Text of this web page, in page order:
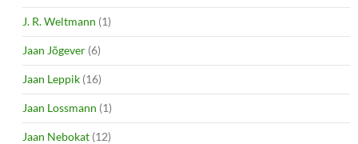
J. R. Weltmann (1)
Jaan Jõgever (6)
Jaan Leppik (16)
Jaan Lossmann (1)
Jaan Nebokat (12)